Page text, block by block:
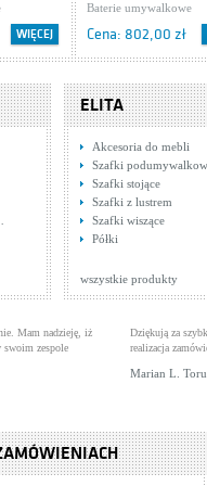
WIĘCEJ
6.06.103.02.DA
Baterie umywalkowe
Cena: 802,00 zł
WIĘCEJ
Tres Cuadro
Cena: 1 175,00 zł
Tres CUADRO
ELITA
Akcesoria do mebli
Szafki
Szafki stojące
Szafki z lustrem
Szafki wiszące
Półki
wszystkie produkty
Mam nadzieję, iż
swoim zespole
Dziękują za
realizacja
Marian L.